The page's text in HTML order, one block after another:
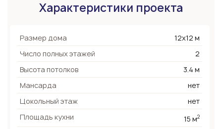
Характеристики проекта
Размер дома
12х12 м
Число полных этажей
2
Высота потолков
3.4 м
Мансарда
нет
Цокольный этаж
нет
Площадь кухни
15 м2